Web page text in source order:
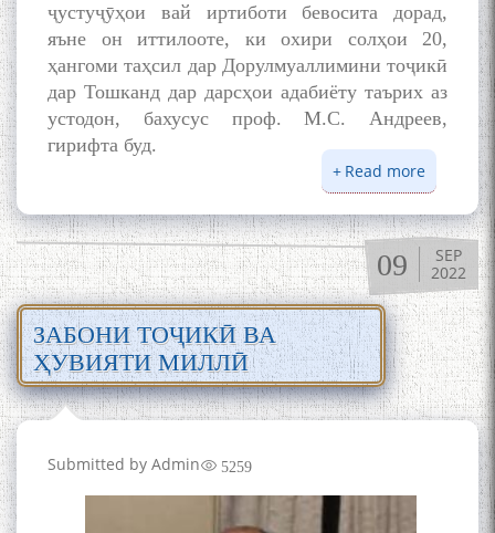
ҷустуҷӯҳои вай иртиботи бевосита дорад,
яъне он иттилооте, ки охири солҳои 20,
ҳангоми таҳсил дар Дорулмуаллимини тоҷикӣ
дар Тошканд дар дарсҳои адабиёту таърих аз
устодон, бахусус проф. М.С. Андреев,
гирифта буд.
Read more
УСТОД
РӮДАКӢ
ДАР
СОТИМ
09
SEP
2022
ЗАБОНИ ТОҶИКӢ ВА
ҲУВИЯТИ МИЛЛӢ
Submitted by Admin 5259